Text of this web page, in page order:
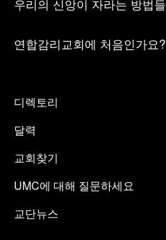
우리의 신앙이 자라는 방법들
연합감리교회에 처음인가요?
디렉토리
달력
교회찾기
UMC에 대해 질문하세요
교단뉴스